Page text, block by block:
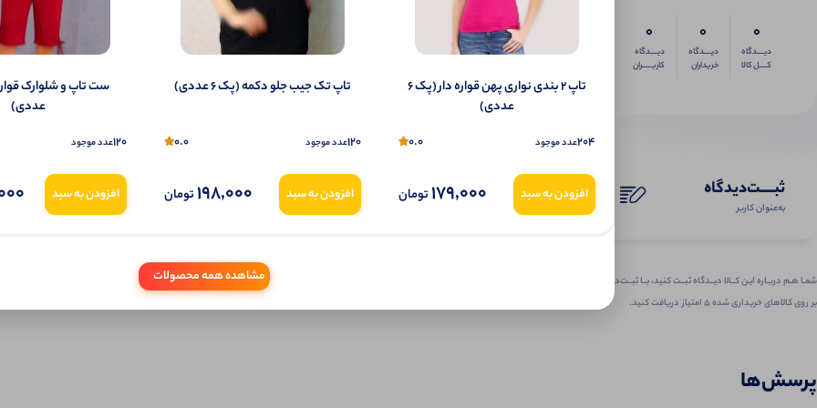
0
دیــــدگاه
کــــل کالا
0
دیــــدگاه
خریداران
0
دیــــدگاه
کاربـــــران
ثبـــــت‌دیدگاه
به‌عنوان کاربر
شمـا هـم دربـاره ایـن کــالا دیــدگاه ثبــت کنید، بــا ثبــت‌دیـدگاه
بر روی کالاهای خریداری شده ۵ امتیاز دریافت کنید.
پرسش‌ها
تاپ ۲ بندی نواری پهن قواره دار (پک 6
عددی)
204عدد موجود 0.0
افزودن به سبد 179,000تومان
تاپ تک جیب جلو دکمه (پک 6 عددی)
120عدد موجود 0.0
افزودن به سبد 198,000تومان
عددی)
120عدد موجود
افزودن به سبد
مشاهده همه محصولات